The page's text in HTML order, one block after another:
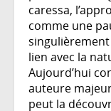
caressa,
comme une
lien avec la
Aujourd’hui
auteure
peut la